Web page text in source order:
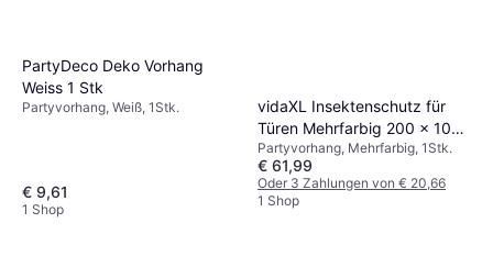
PartyDeco Deko Vorhang
Weiss 1 Stk
Partyvorhang, Weiß, 1Stk.
€ 9,61
1 Shop
vidaXL Insektenschutz für
Türen Mehrfarbig 200 x 100
cm Bambus
Partyvorhang, Mehrfarbig, 1Stk.
€ 61,99
Oder 3 Zahlungen von € 20,66
1 Shop